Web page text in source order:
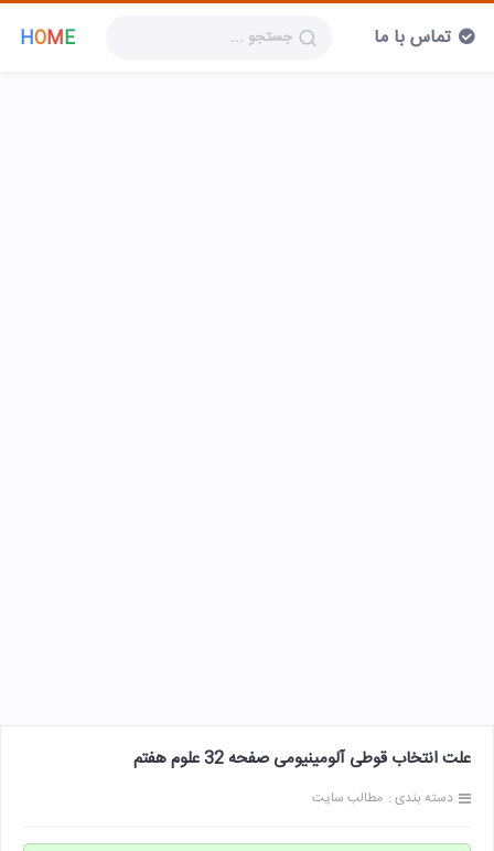
HOME تماس با ما
علت انتخاب قوطی آلومینیومی صفحه 32 علوم هفتم
دسته بندی : مطالب سایت